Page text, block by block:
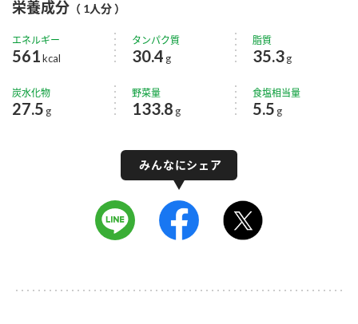
栄養成分 （ 1人分 ）
エネルギー
561 kcal
タンパク質
30.4 g
脂質
35.3 g
炭水化物
27.5 g
野菜量
133.8 g
食塩相当量
5.5 g